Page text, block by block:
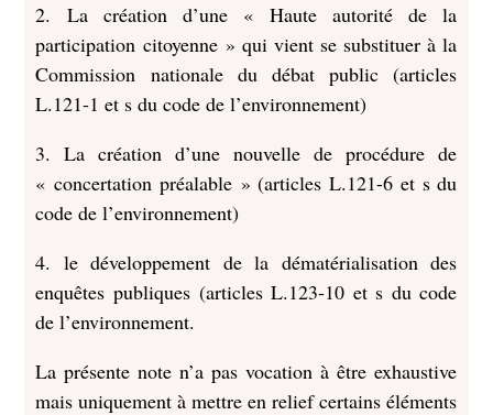
2. La création d’une « Haute autorité de la
participation citoyenne » qui vient se substituer à la
Commission nationale du débat public (articles
L.121-1 et s du code de l’environnement)
3. La création d’une nouvelle de procédure de
« concertation préalable » (articles L.121-6 et s du
code de l’environnement)
4. le développement de la dématérialisation des
enquêtes publiques (articles L.123-10 et s du code
de l’environnement.
La présente note n’a pas vocation à être exhaustive
mais uniquement à mettre en relief certains éléments